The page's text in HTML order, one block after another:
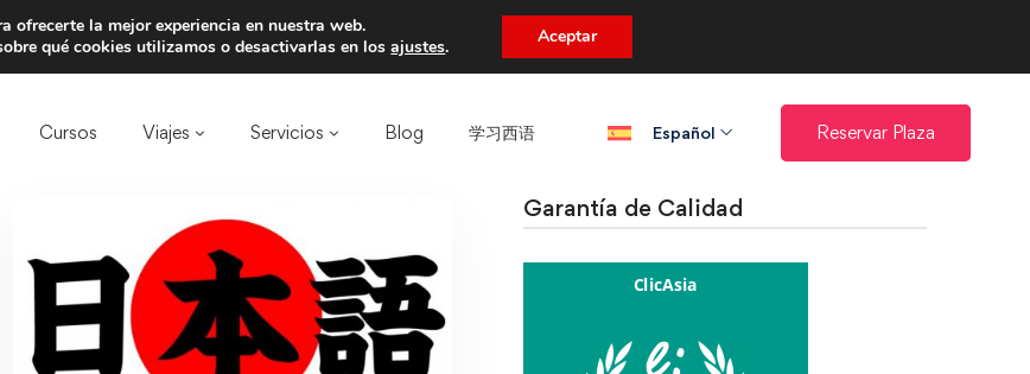
amigo y llevaos un total de 75€ de descuento.
Cursos Viajes Servicios Blog 学习西语​ Español Reservar Plaza
Garantía de Calidad
ofrecerte la mejor experiencia en nuestra web.
qué cookies utilizamos o desactivarlas en losajustes. Aceptar